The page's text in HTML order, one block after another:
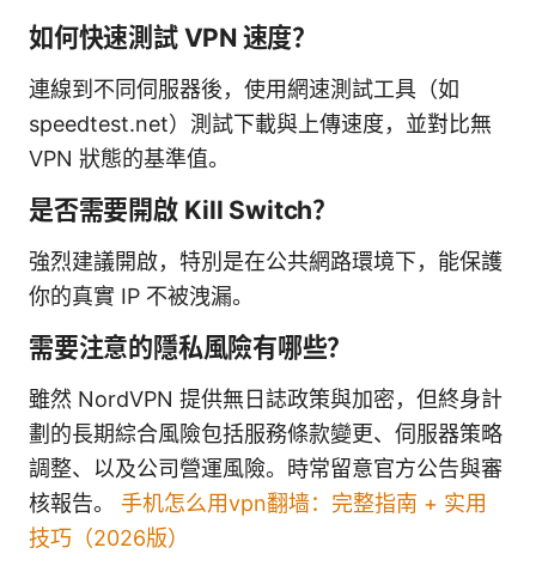
如何快速測試 VPN 速度？
連線到不同伺服器後，使用網速測試工具（如
speedtest.net）測試下載與上傳速度，並對比無
VPN 狀態的基準值。
是否需要開啟 Kill Switch？
強烈建議開啟，特別是在公共網路環境下，能保護
你的真實 IP 不被洩漏。
需要注意的隱私風險有哪些？
雖然 NordVPN 提供無日誌政策與加密，但終身計
劃的長期綜合風險包括服務條款變更、伺服器策略
調整、以及公司營運風險。時常留意官方公告與審
核報告。 手机怎么用vpn翻墙：完整指南 + 实用
技巧（2026版）